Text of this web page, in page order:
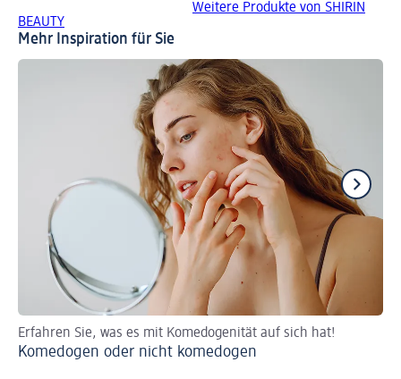
Weitere Produkte von SHIRIN
BEAUTY
Mehr Inspiration für Sie
Erfahren Sie, was es mit Komedogenität auf sich hat!
Komedogen oder nicht komedogen